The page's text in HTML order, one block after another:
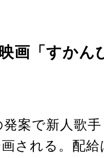
画「すかん
案で新人歌
される。配